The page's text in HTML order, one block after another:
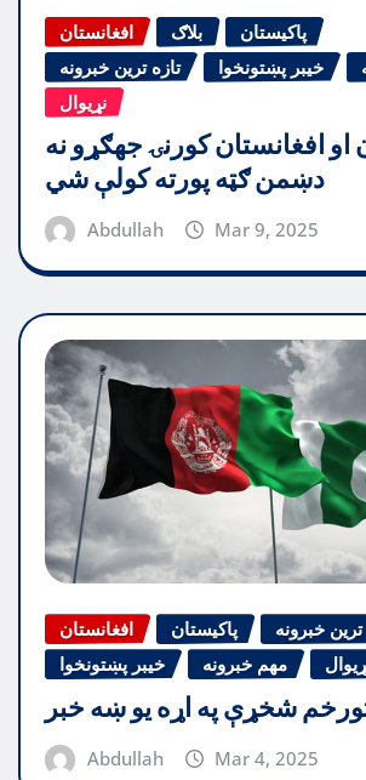
افغانستان بلاګ
پاکیستان
تازه ترین خبرونه
خیبر پښتونخوا
نړیوال
او افغانستان کورنۍ جهګړو نه
دښمن ګټه پورته کولې شي
Abdullah Mar 9, 2025
افغانستان پاکیستان
ترین خبرونه
خیبر پښتونخوا
مهم خبرونه
شخړې په اړه یو ښه خبر
Abdullah Mar 4, 2025